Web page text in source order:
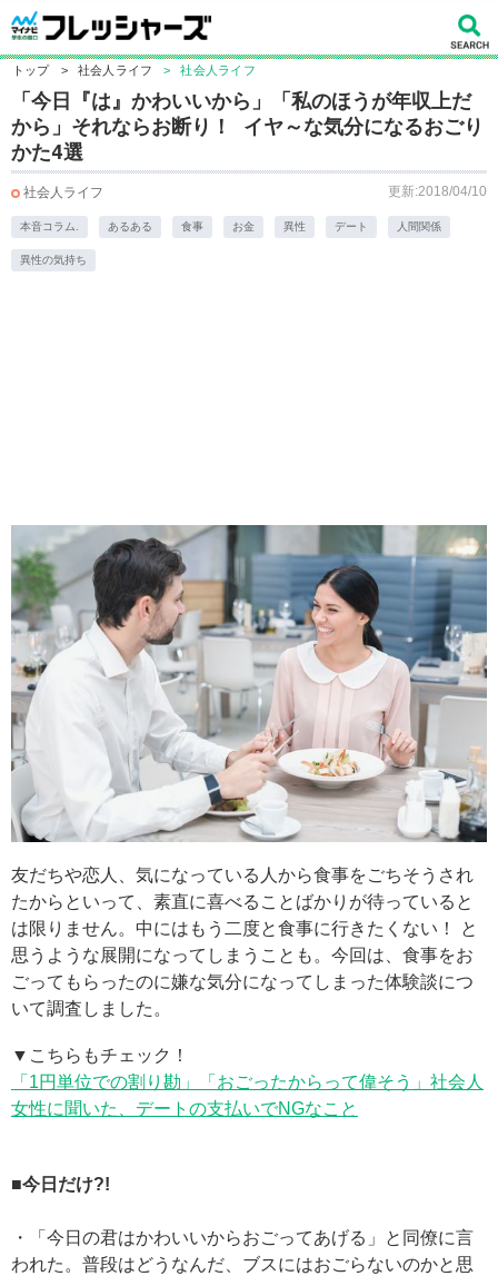
トップ > 社会人ライフ > 社会人ライフ
「今日『は』かわいいから」「私のほうが年収上だ
から」それならお断り！ イヤ～な気分になるおごり
かた4選
社会人ライフ 更新:2018/04/10
本音コラム. あるある 食事 お金 異性 デート 人間関係
異性の気持ち
友だちや恋人、気になっている人から食事をごちそうされ
たからといって、素直に喜べることばかりが待っていると
は限りません。中にはもう二度と食事に行きたくない！ と
思うような展開になってしまうことも。今回は、食事をお
ごってもらったのに嫌な気分になってしまった体験談につ
いて調査しました。
▼こちらもチェック！
「1円単位での割り勘」「おごったからって偉そう」社会人
女性に聞いた、デートの支払いでNGなこと
■今日だけ?!
・「今日の君はかわいいからおごってあげる」と同僚に言
われた。普段はどうなんだ、ブスにはおごらないのかと思